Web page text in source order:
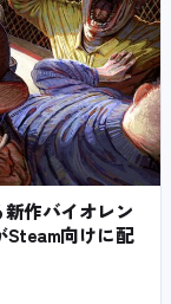
作バイオレン
Steam向けに配